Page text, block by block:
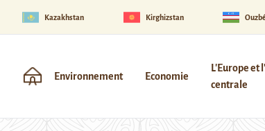
Kazakhstan Kirghizstan
Environnement Economie
L'Europe et
centrale